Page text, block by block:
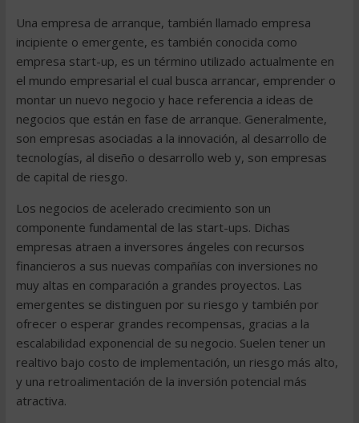
Una empresa de arranque, también llamado empresa
incipiente o emergente, es también conocida como
empresa start-up, es un término utilizado actualmente en
el mundo empresarial el cual busca arrancar, emprender o
montar un nuevo negocio y hace referencia a ideas de
negocios que están en fase de arranque. Generalmente,
son empresas asociadas a la innovación, al desarrollo de
tecnologías, al diseño o desarrollo web y, son empresas
de capital de riesgo.
Los negocios de acelerado crecimiento son un
componente fundamental de las start-ups. Dichas
empresas atraen a inversores ángeles con recursos
financieros a sus nuevas compañías con inversiones no
muy altas en comparación a grandes proyectos. Las
emergentes se distinguen por su riesgo y también por
ofrecer o esperar grandes recompensas, gracias a la
escalabilidad exponencial de su negocio. Suelen tener un
realtivo bajo costo de implementación, un riesgo más alto,
y una retroalimentación de la inversión potencial más
atractiva.